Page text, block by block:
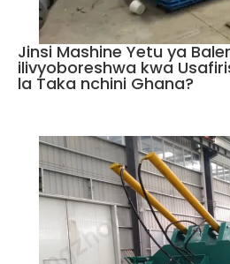
Jinsi Mashine Yetu ya
ilivyoboreshwa kwa
la Taka nchini Ghana?